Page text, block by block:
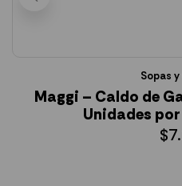
Sopas
Maggi – Caldo de
Unidades
$